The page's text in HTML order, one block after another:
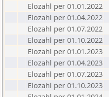
Elozahl per 01.01.2022
Elozahl per 01.04.2022
Elozahl per 01.07.2022
Elozahl per 01.10.2022
Elozahl per 01.01.2023
Elozahl per 01.04.2023
Elozahl per 01.07.2023
Elozahl per 01.10.2023